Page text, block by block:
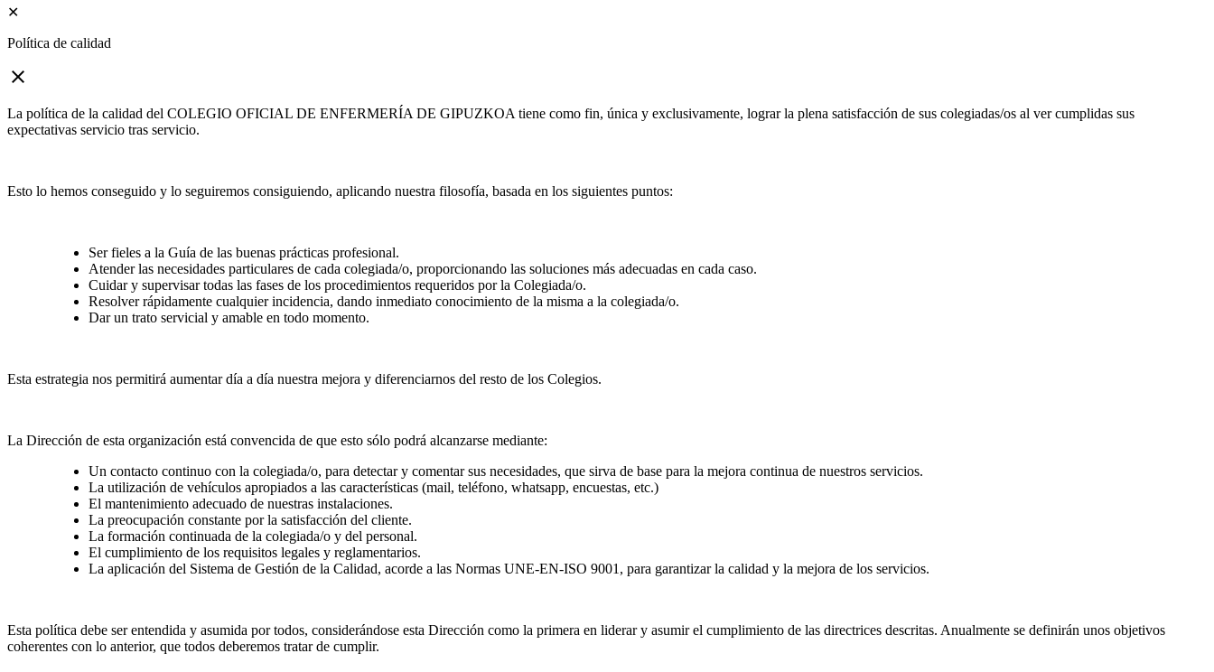
✕
Política de calidad
close
La política de la calidad del COLEGIO OFICIAL DE ENFERMERÍA DE GIPUZKOA tiene como fin, única y exclusivamente, lograr la plena satisfacción de sus colegiadas/os al ver cumplidas sus
expectativas servicio tras servicio.
Esto lo hemos conseguido y lo seguiremos consiguiendo, aplicando nuestra filosofía, basada en los siguientes puntos:
Ser fieles a la Guía de las buenas prácticas profesional.
Atender las necesidades particulares de cada colegiada/o, proporcionando las soluciones más adecuadas en cada caso.
Cuidar y supervisar todas las fases de los procedimientos requeridos por la Colegiada/o.
Resolver rápidamente cualquier incidencia, dando inmediato conocimiento de la misma a la colegiada/o.
Dar un trato servicial y amable en todo momento.
Esta estrategia nos permitirá aumentar día a día nuestra mejora y diferenciarnos del resto de los Colegios.
La Dirección de esta organización está convencida de que esto sólo podrá alcanzarse mediante:
Un contacto continuo con la colegiada/o, para detectar y comentar sus necesidades, que sirva de base para la mejora continua de nuestros servicios.
La utilización de vehículos apropiados a las características (mail, teléfono, whatsapp, encuestas, etc.)
El mantenimiento adecuado de nuestras instalaciones.
La preocupación constante por la satisfacción del cliente.
La formación continuada de la colegiada/o y del personal.
El cumplimiento de los requisitos legales y reglamentarios.
La aplicación del Sistema de Gestión de la Calidad, acorde a las Normas UNE-EN-ISO 9001, para garantizar la calidad y la mejora de los servicios.
Esta política debe ser entendida y asumida por todos, considerándose esta Dirección como la primera en liderar y asumir el cumplimiento de las directrices descritas. Anualmente se definirán unos objetivos
coherentes con lo anterior, que todos deberemos tratar de cumplir.